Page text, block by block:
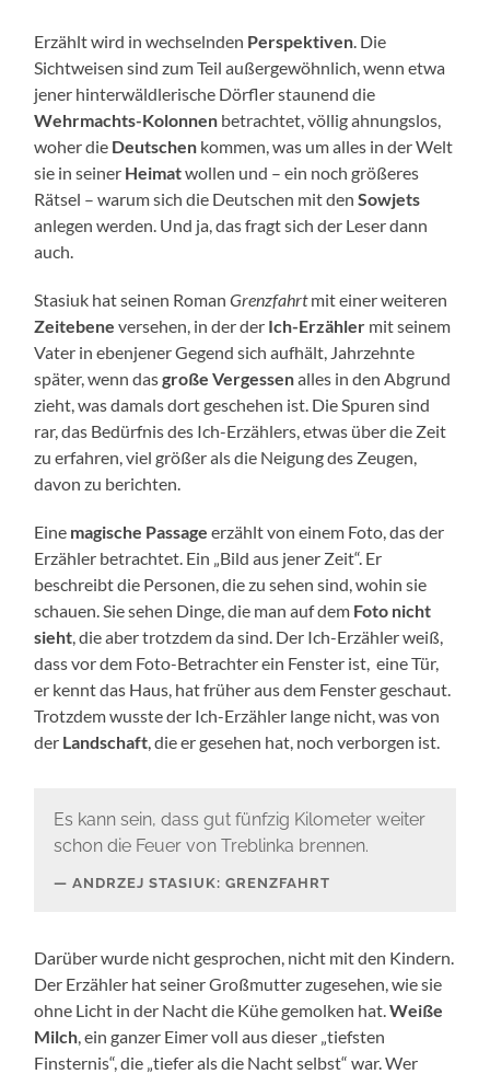
Erzählt wird in wechselnden Perspektiven . Die
Sichtweisen sind zum Teil außergewöhnlich, wenn etwa
jener hinterwäldlerische Dörfler staunend die
Wehrmachts-Kolonnen betrachtet, völlig ahnungslos,
woher die Deutschen kommen, was um alles in der Welt
sie in seiner Heimatwollen und – ein noch größeres
Rätsel – warum sich die Deutschen mit denSowjets
anlegen werden. Und ja, das fragt sich der Leser dann
auch.
Stasiuk hat seinen RomanGrenzfahrtmit einer weiteren
Zeitebeneversehen, in der der Ich-Erzähler mit seinem
Vater in ebenjener Gegend sich aufhält, Jahrzehnte
später, wenn dasgroße Vergessenalles in den Abgrund
zieht, was damals dort geschehen ist. Die Spuren sind
rar, das Bedürfnis des Ich-Erzählers, etwas über die Zeit
zu erfahren, viel größer als die Neigung des Zeugen,
davon zu berichten.
Eine magische Passageerzählt von einem Foto, das der
Erzähler betrachtet. Ein „Bild aus jener Zeit“. Er
beschreibt die Personen, die zu sehen sind, wohin sie
schauen. Sie sehen Dinge, die man auf dem Foto nicht
sieht , die aber trotzdem da sind. Der Ich-Erzähler weiß,
dass vor dem Foto-Betrachter ein Fenster ist, eine Tür,
er kennt das Haus, hat früher aus dem Fenster geschaut.
Trotzdem wusste der Ich-Erzähler lange nicht, was von
der Landschaft , die er gesehen hat, noch verborgen ist.
Es kann sein, dass gut fünfzig Kilometer weiter
schon die Feuer von Treblinka brennen.
ANDRZEJ STASIUK: GRENZFAHRT
Darüber wurde nicht gesprochen, nicht mit den Kindern.
Der Erzähler hat seiner Großmutter zugesehen, wie sie
ohne Licht in der Nacht die Kühe gemolken hat.Weiße
Milch , ein ganzer Eimer voll aus dieser „tiefsten
Finsternis“, die „tiefer als die Nacht selbst“ war. Wer